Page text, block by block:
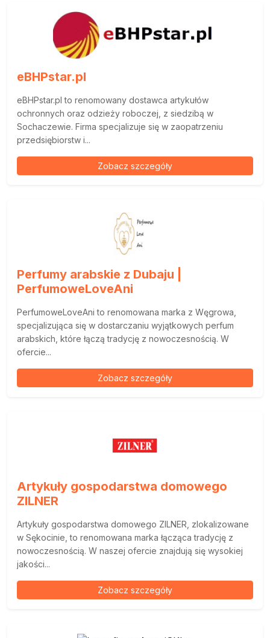
eBHPstar.pl
eBHPstar.pl to renomowany dostawca artykułów
ochronnych oraz odzieży roboczej, z siedzibą w
Sochaczewie. Firma specjalizuje się w zaopatrzeniu
przedsiębiorstw i...
Zobacz szczegóły
Perfumy arabskie z Dubaju |
PerfumoweLoveAni
PerfumoweLoveAni to renomowana marka z Węgrowa,
specjalizująca się w dostarczaniu wyjątkowych perfum
arabskich, które łączą tradycję z nowoczesnością. W
ofercie...
Zobacz szczegóły
Artykuły gospodarstwa domowego
ZILNER
Artykuły gospodarstwa domowego ZILNER, zlokalizowane
w Sękocinie, to renomowana marka łącząca tradycję z
nowoczesnością. W naszej ofercie znajdują się wysokiej
jakości...
Zobacz szczegóły